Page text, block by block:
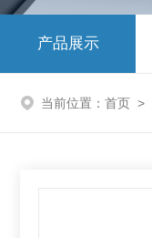
产品展示
当前位置： 首页 >